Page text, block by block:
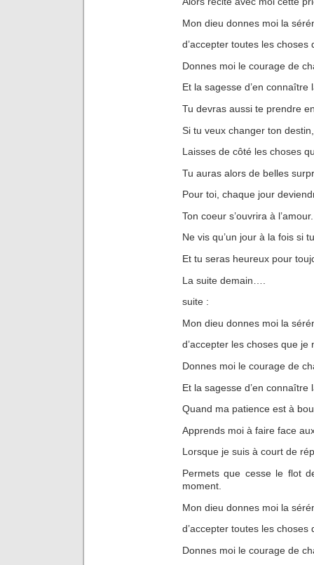
Mon dieu donnes moi la
d’accepter toutes les choses
Donnes moi le courage de
Et la sagesse d’en connaître
Tu devras aussi te prendre
Si tu veux changer ton destin,
Laisses de côté les choses
Tu auras alors de belles
Pour toi, chaque jour
Ton coeur s’ouvrira à l’amour.
Ne vis qu’un jour à la fois si
Et tu seras heureux pour
La suite demain….
suite :
Mon dieu donnes moi la
d’accepter les choses que je
Donnes moi le courage de
Et la sagesse d’en connaître
Quand ma patience est à
Apprends moi à faire face
Lorsque je suis à court de
Permets que cesse le flot
moment.
Mon dieu donnes moi la
d’accepter toutes les choses
Donnes moi le courage de